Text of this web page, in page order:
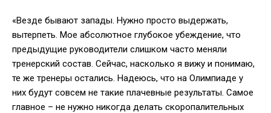
«Везде бывают запады. Нужно просто выдержать,
вытерпеть. Мое абсолютное глубокое убеждение, что
предыдущие руководители слишком часто меняли
тренерский состав. Сейчас, насколько я вижу и понимаю,
те же тренеры остались. Надеюсь, что на Олимпиаде у
них будут совсем не такие плачевные результаты. Самое
главное – не нужно никогда делать скоропалительных